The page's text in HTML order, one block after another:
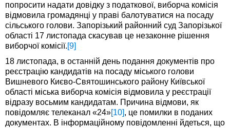
попросити надати довідку з податкової, виборча комісія
відмовила громадянці у праві балотуватися на посаду
сільського голови. Запорізький районний суд Запорізької
області 17 листопада скасував це незаконне рішення
виборчої комісії. [9]
18 листопада, в останній день подання документів про
реєстрацію кандидатів на посаду міського голови
Вишневого Києво-Святошинського району Київської
області міська виборча комісія відмовила у реєстрації
відразу восьмим кандидатам. Причина відмови, як
повідомляє телеканал «24» [10] , це помилки в поданих
документах. В інформаційному повідомленні йдеться, що